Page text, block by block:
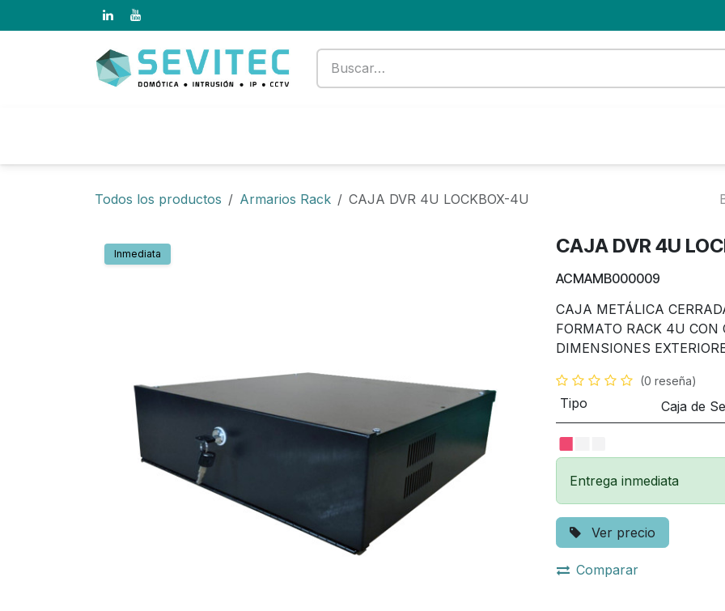
Todos los productos Armarios Rack CAJA DVR 4U LOCKBOX-4U
Inmediata CAJA DVR 4U
ACMAMB000009
CAJA METÁLICA
FORMATO RACK 4U CON
DIMENSIONES
(0 reseña)
Tipo Caja de
Entrega inmediata
Ver precio
Comparar